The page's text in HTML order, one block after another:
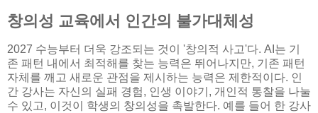
창의성 교육에서 인간의 불가대체성
2027 수능부터 더욱 강조되는 것이 '창의적 사고'다. AI는 기
존 패턴 내에서 최적해를 찾는 능력은 뛰어나지만, 기존 패턴
자체를 깨고 새로운 관점을 제시하는 능력은 제한적이다. 인
간 강사는 자신의 실패 경험, 인생 이야기, 개인적 통찰을 나눌
수 있고, 이것이 학생의 창의성을 촉발한다. 예를 들어 한 강사